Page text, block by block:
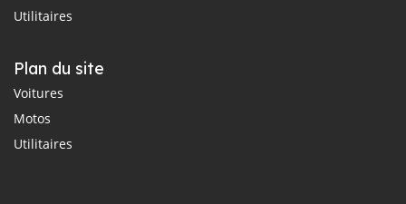
Utilitaires
Plan du site
Voitures
Motos
Utilitaires